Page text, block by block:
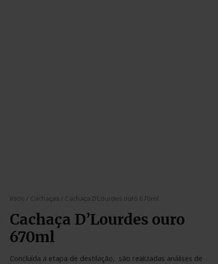
Início / Cachaças / Cachaça D’Lourdes ouro 670ml
Cachaça D’Lourdes ouro
670ml
Concluída a etapa de destilação, são realizadas análises de